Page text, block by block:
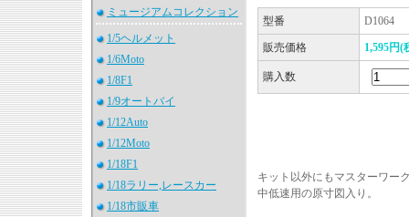
ミュージアムコレクション
1/5ヘルメット
1/6Moto
1/8F1
1/9オートバイ
1/12Auto
1/12Moto
1/18F1
1/18ラリー,レースカー
1/18市販車
型番 D1064
販売価格 1,595円(
購入数
キット以外にもマスターワー
中低速用の原寸図入り。